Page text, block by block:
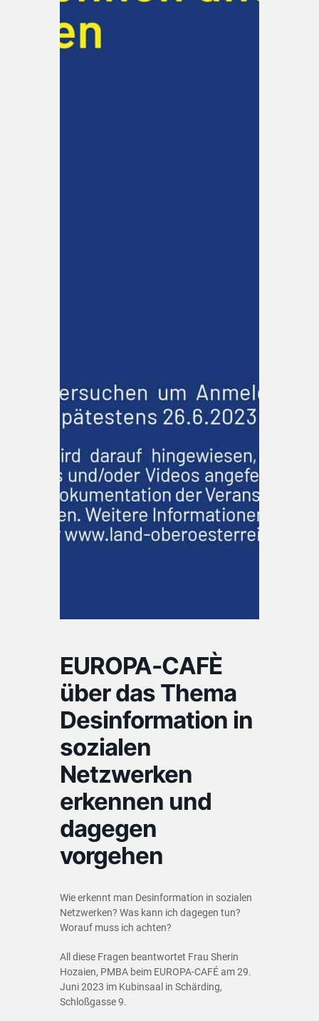
EUROPA-CAFÈ
über das Thema
Desinformation in
sozialen
Netzwerken
erkennen und
dagegen
vorgehen
Wie erkennt man Desinformation in sozialen
Netzwerken? Was kann ich dagegen tun?
Worauf muss ich achten?
All diese Fragen beantwortet Frau Sherin
Hozaien, PMBA beim EUROPA-CAFÉ am 29.
Juni 2023 im Kubinsaal in Schärding,
Schloßgasse 9.